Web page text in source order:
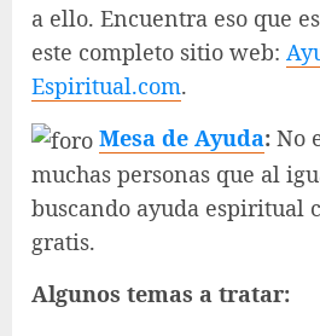
a ello. Encuentra eso que
este completo sitio web:
Espiritual.com.
Mesa de Ayuda: No
muchas personas que al
buscando ayuda espiritual
gratis.
Algunos temas a tratar: